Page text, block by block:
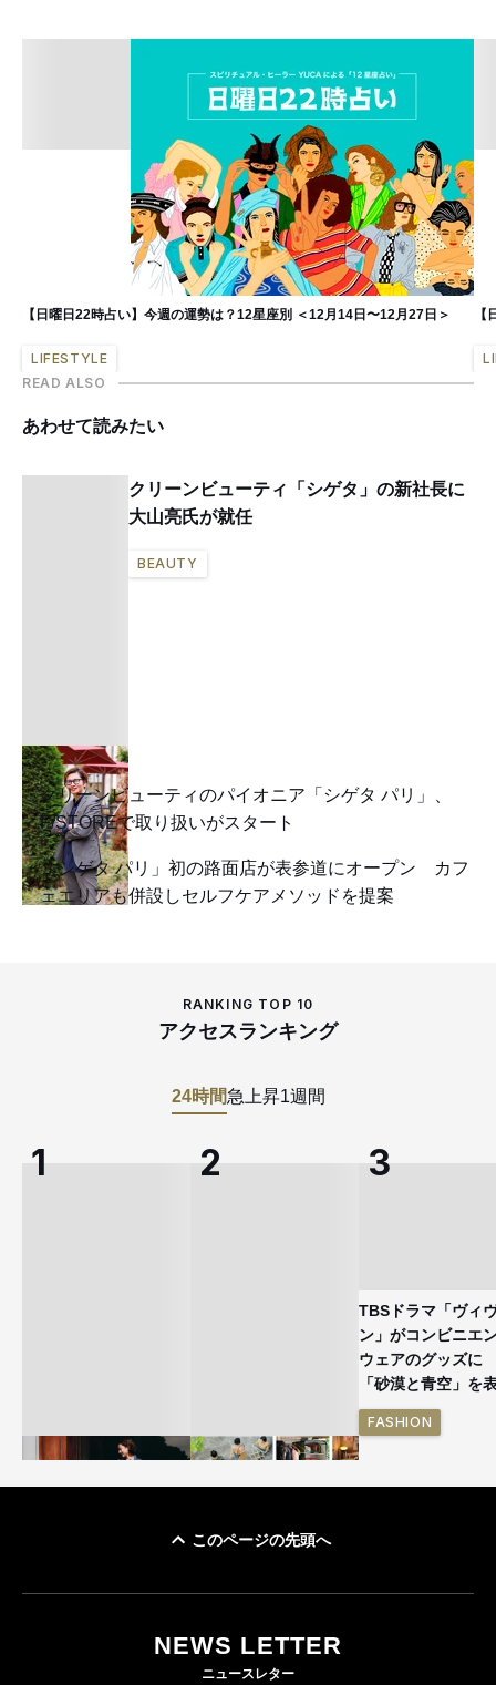
【日曜日22時占い】今週の運勢は？12星座別 ＜12月14日〜12月27日＞
LIFESTYLE
READ ALSO
あわせて読みたい
クリーンビューティ「シゲタ」の新社長に
大山亮氏が就任
BEAUTY
クリーンビューティのパイオニア「シゲタ パリ」、
F/STOREで取り扱いがスタート
「シゲタ パリ」初の路面店が表参道にオープン カフ
ェエリアも併設しセルフケアメソッドを提案
RANKING TOP 10
アクセスランキング
24時間急上昇1週間
ケットなど7型を発売
をラインナップ
TBSドラマ「ヴィ
ン」がコンビニエ
ウェアのグッズ
「砂漠と青空」を
FASHION
このページの先頭へ
NEWS LETTER
ニュースレター